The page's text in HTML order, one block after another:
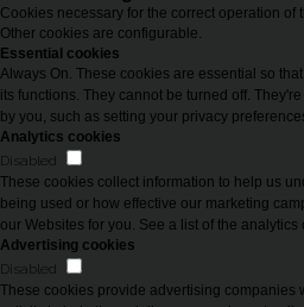
Cookies necessary for the correct operation of
Other cookies are configurable.
Essential cookies
Always On. These cookies are essential so
its functions. They cannot be turned off.
by you, such as setting your privacy
Analytics cookies
Disabled
These cookies collect information to help us
being used or how effective our marketing
our Websites for you. See a list of the
Advertising cookies
Disabled
These cookies provide advertising companies